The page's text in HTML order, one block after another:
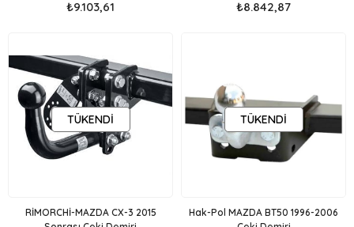
₺9.103,61 ₺8.842,87
TÜKENDI
RİMORCHİ-MAZDA CX-3 2015
TÜKENDI
Hak-Pol MAZDA BT50 1996-2006